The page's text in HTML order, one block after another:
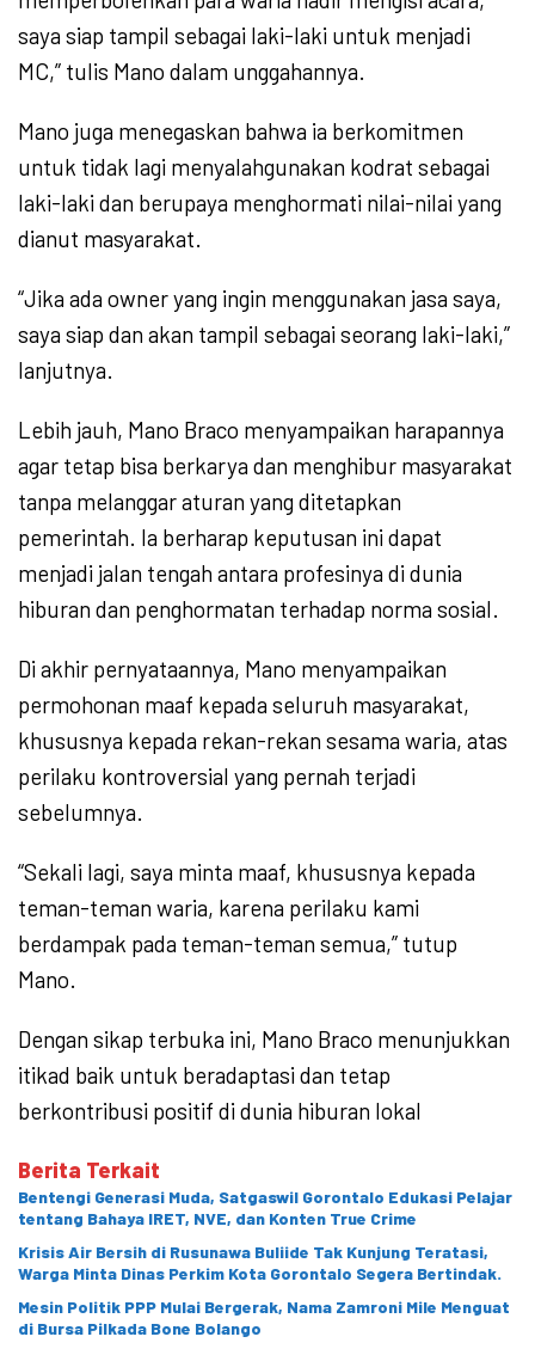
saya siap tampil sebagai laki-laki untuk menjadi
MC,” tulis Mano dalam unggahannya.
Mano juga menegaskan bahwa ia berkomitmen
untuk tidak lagi menyalahgunakan kodrat sebagai
laki-laki dan berupaya menghormati nilai-nilai yang
dianut masyarakat.
“Jika ada owner yang ingin menggunakan jasa saya,
saya siap dan akan tampil sebagai seorang laki-laki,”
lanjutnya.
Lebih jauh, Mano Braco menyampaikan harapannya
agar tetap bisa berkarya dan menghibur masyarakat
tanpa melanggar aturan yang ditetapkan
pemerintah. Ia berharap keputusan ini dapat
menjadi jalan tengah antara profesinya di dunia
hiburan dan penghormatan terhadap norma sosial.
Di akhir pernyataannya, Mano menyampaikan
permohonan maaf kepada seluruh masyarakat,
khususnya kepada rekan-rekan sesama waria, atas
perilaku kontroversial yang pernah terjadi
sebelumnya.
“Sekali lagi, saya minta maaf, khususnya kepada
teman-teman waria, karena perilaku kami
berdampak pada teman-teman semua,” tutup
Mano.
Dengan sikap terbuka ini, Mano Braco menunjukkan
itikad baik untuk beradaptasi dan tetap
berkontribusi positif di dunia hiburan lokal
Berita Terkait
Bentengi Generasi Muda, Satgaswil Gorontalo Edukasi Pelajar
tentang Bahaya IRET, NVE, dan Konten True Crime
Krisis Air Bersih di Rusunawa Buliide Tak Kunjung Teratasi,
Warga Minta Dinas Perkim Kota Gorontalo Segera Bertindak.
Mesin Politik PPP Mulai Bergerak, Nama Zamroni Mile Menguat
di Bursa Pilkada Bone Bolango